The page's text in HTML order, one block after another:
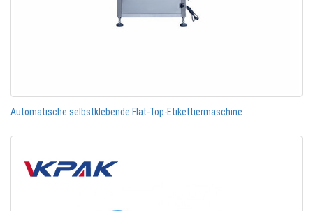
Automatische selbstklebende Flat-Top-Etikettiermaschine